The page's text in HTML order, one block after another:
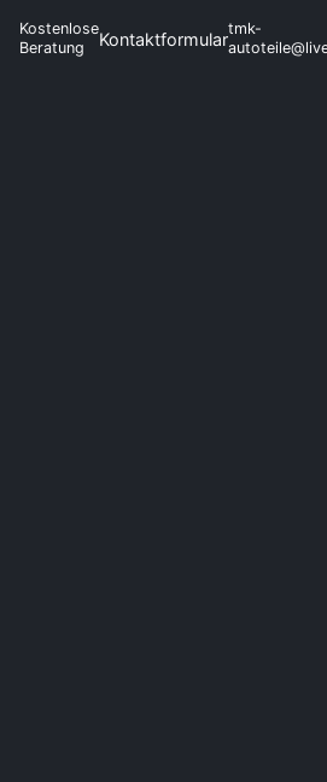
Kostenlose
Beratung
Kontaktformulartmk-